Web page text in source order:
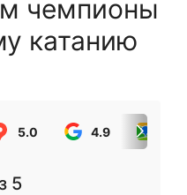
чемпионы
катанию
5.0 4.9
5